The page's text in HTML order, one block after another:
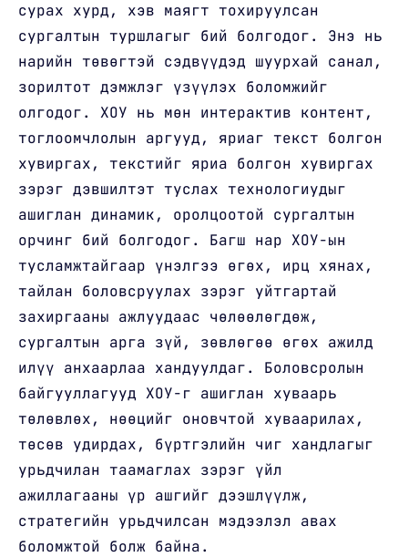
сурах хурд, хэв маягт тохируулсан
сургалтын туршлагыг бий болгодог. Энэ нь
нарийн төвөгтэй сэдвүүдэд шуурхай санал,
зорилтот дэмжлэг үзүүлэх боломжийг
олгодог. ХОУ нь мөн интерактив контент,
тоглоомчлолын аргууд, яриаг текст болгон
хувиргах, текстийг яриа болгон хувиргах
зэрэг дэвшилтэт туслах технологиудыг
ашиглан динамик, оролцоотой сургалтын
орчинг бий болгодог. Багш нар ХОУ-ын
тусламжтайгаар үнэлгээ өгөх, ирц хянах,
тайлан боловсруулах зэрэг уйтгартай
захиргааны ажлуудаас чөлөөлөгдөж,
сургалтын арга зүй, зөвлөгөө өгөх ажилд
илүү анхаарлаа хандуулдаг. Боловсролын
байгууллагууд ХОУ-г ашиглан хуваарь
төлөвлөх, нөөцийг оновчтой хуваарилах,
төсөв удирдах, бүртгэлийн чиг хандлагыг
урьдчилан таамаглах зэрэг үйл
ажиллагааны үр ашгийг дээшлүүлж,
стратегийн урьдчилсан мэдээлэл авах
боломжтой болж байна.